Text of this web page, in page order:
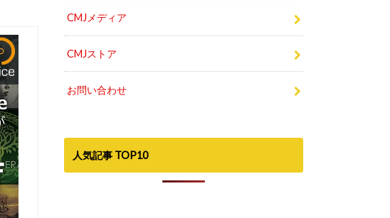
CMJメディア
CMJストア
お問い合わせ
人気記事 TOP10